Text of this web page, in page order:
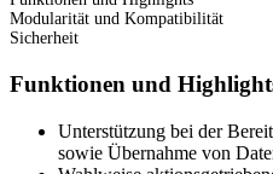
Modularität und Kompatibilität
Sicherheit
Funktionen und
Unterstützung bei der
sowie Übernahme von